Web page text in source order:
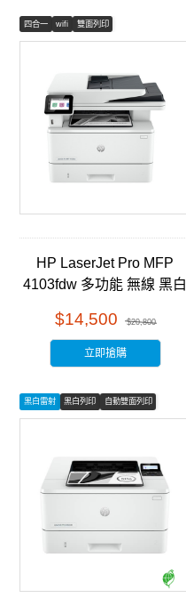
四合一 wifi 雙面列印
HP LaserJet Pro MFP
4103fdw 多功能 無線 黑白
$14,500 $20,800
立即搶購
黑白雷射 黑白列印 自動雙面列印